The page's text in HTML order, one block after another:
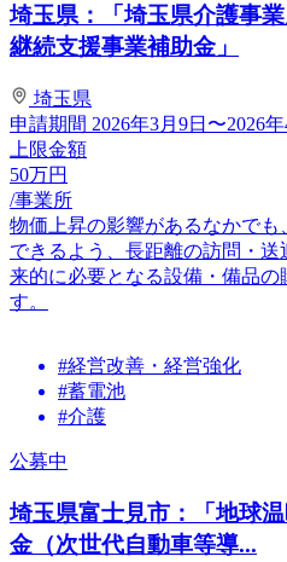
埼玉県：「埼玉県介護事
継続支援事業補助金」
埼玉県
申請期間 2026年3月9日〜2026年
上限金額
50万円
/事業所
物価上昇の影響があるなかで
できるよう、長距離の訪問・
来的に必要となる設備・備品の
す。
#経営改善・経営強化
#蓄電池
#介護
公募中
埼玉県富士見市：「地球
金（次世代自動車等導...